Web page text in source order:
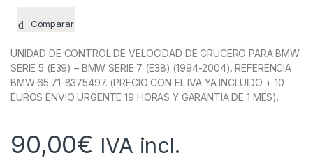
Comparar
UNIDAD DE CONTROL DE VELOCIDAD DE CRUCERO PARA BMW
SERIE 5 (E39) – BMW SERIE 7 (E38) (1994-2004). REFERENCIA
BMW 65.71-8375497. (PRECIO CON EL IVA YA INCLUIDO + 10
EUROS ENVIO URGENTE 19 HORAS Y GARANTIA DE 1 MES).
90,00€ IVA incl.